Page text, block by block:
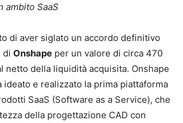
ambito SaaS
di aver siglato un accordo definitivo
di Onshape per un valore di circa 470
netto della liquidità acquisita. Onshape
ideato e realizzato la prima piattaforma
SaaS (Software as a Service), che
della progettazione CAD con